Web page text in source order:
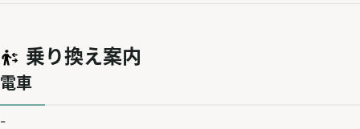
乗り換え案内
電車
-